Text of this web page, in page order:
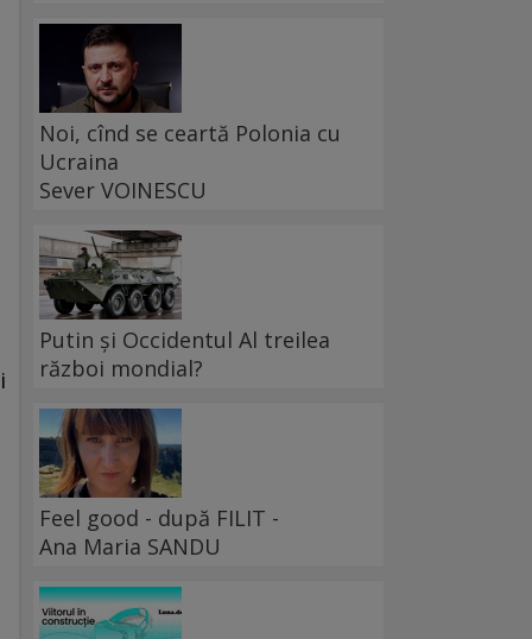
Noi, cînd se ceartă Polonia cu
Ucraina
Sever VOINESCU
Putin și Occidentul Al treilea
război mondial?
Feel good - după FILIT -
Ana Maria SANDU